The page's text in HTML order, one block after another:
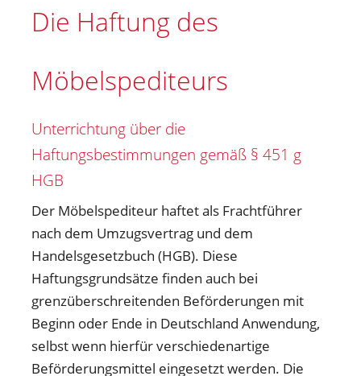
Die Haftung des
Möbelspediteurs
Unterrichtung über die
Haftungsbestimmungen gemäß § 451 g
HGB
Der Möbelspediteur haftet als Frachtführer
nach dem Umzugsvertrag und dem
Handelsgesetzbuch (HGB). Diese
Haftungsgrundsätze finden auch bei
grenzüberschreitenden Beförderungen mit
Beginn oder Ende in Deutschland Anwendung,
selbst wenn hierfür verschiedenartige
Beförderungsmittel eingesetzt werden. Die